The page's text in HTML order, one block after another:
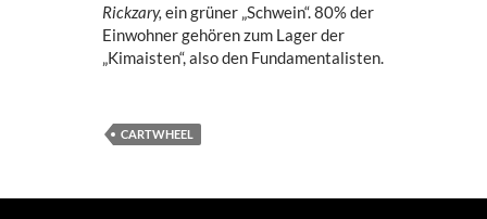
Rickzary,ein grüner „Schwein“. 80% der
Einwohner gehören zum Lager der
„Kimaisten“, also den Fundamentalisten.
CARTWHEEL